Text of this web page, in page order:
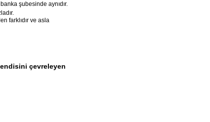
şubesinde aynıdır.
farklıdır ve asla
çevreleyen